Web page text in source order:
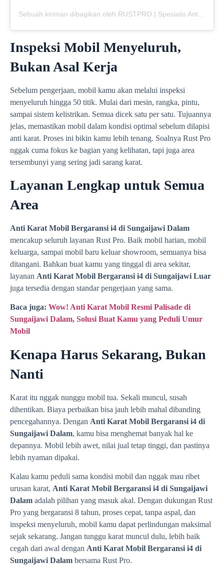
Sebuah kiriman dibagikan oleh RUSTPRO | Spesialis Anti Karat Mobil (@rustpro_indonesia)
Inspeksi Mobil Menyeluruh,
Bukan Asal Kerja
Sebelum pengerjaan, mobil kamu akan melalui inspeksi
menyeluruh hingga 50 titik. Mulai dari mesin, rangka, pintu,
sampai sistem kelistrikan. Semua dicek satu per satu. Tujuannya
jelas, memastikan mobil dalam kondisi optimal sebelum dilapisi
anti karat. Proses ini bikin kamu lebih tenang. Soalnya Rust Pro
nggak cuma fokus ke bagian yang kelihatan, tapi juga area
tersembunyi yang sering jadi sarang karat.
Layanan Lengkap untuk Semua
Area
Anti Karat Mobil Bergaransi i4 di Sungaijawi Dalam
mencakup seluruh layanan Rust Pro. Baik mobil harian, mobil
keluarga, sampai mobil baru keluar showroom, semuanya bisa
ditangani. Bahkan buat kamu yang tinggal di area sekitar,
layanan Anti Karat Mobil Bergaransi i4 di Sungaijawi Luar
juga tersedia dengan standar pengerjaan yang sama.
Baca juga: Wow! Anti Karat Mobil Resmi Palisade di
Sungaijawi Dalam, Solusi Buat Kamu yang Peduli Umur
Mobil
Kenapa Harus Sekarang, Bukan
Nanti
Karat itu nggak nunggu mobil tua. Sekali muncul, susah
dihentikan. Biaya perbaikan bisa jauh lebih mahal dibanding
pencegahannya. Dengan Anti Karat Mobil Bergaransi i4 di
Sungaijawi Dalam, kamu bisa menghemat banyak hal ke
depannya. Mobil lebih awet, nilai jual tetap tinggi, dan pastinya
lebih nyaman dipakai.
Kalau kamu peduli sama kondisi mobil dan nggak mau ribet
urusan karat, Anti Karat Mobil Bergaransi i4 di Sungaijawi
Dalam adalah pilihan yang masuk akal. Dengan dukungan Rust
Pro yang bergaransi 8 tahun, proses cepat, tanpa aspal, dan
inspeksi menyeluruh, mobil kamu dapat perlindungan maksimal
sejak sekarang. Jangan tunggu karat muncul dulu, lebih baik
cegah dari awal dengan Anti Karat Mobil Bergaransi i4 di
Sungaijawi Dalam bersama Rust Pro.